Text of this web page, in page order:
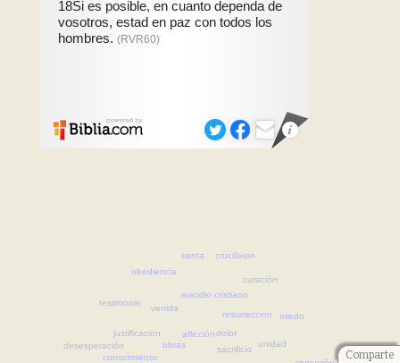
obras
aflicción
sacrificio
conocimiento
resurreccion
justificacion
venida
unidad
suicidio
dolor
cristiano
desesperación
testimonio
miedo
obediencia
curación
santa crucifixion
Comparte